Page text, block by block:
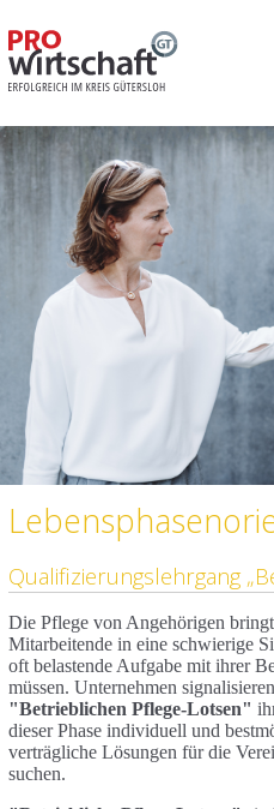
Qualifizierungslehrgang
Die Pflege von Angehörigen
Mitarbeitende in eine schwierige
oft belastende Aufgabe mit ihrer
müssen. Unternehmen
"Betrieblichen Pflege-Lotsen"
dieser Phase individuell und
verträgliche Lösungen für die
suchen.